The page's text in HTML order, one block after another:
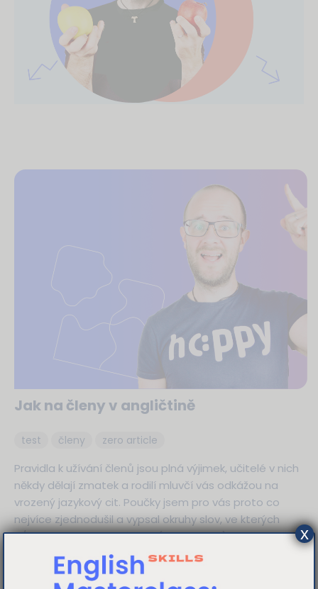
Jak na členy v angličtině
test členy zero article
Pravidla k užívání členů jsou plná výjimek, učitelé v nich
někdy dělají zmatek a rodilí mluvčí vás odkážou na
vrozený jazykový cit. Poučky jsem pro vás proto co
nejvíce zjednodušil a vypsal okruhy slov, ve kterých
a/an, the nebo nulový člen (zero article) použijete.
x
Tato webová stránka používá